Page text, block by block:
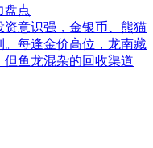
盘点
意识强，金银币、熊猫
每逢金价高位，龙南藏
鱼龙混杂的回收渠道